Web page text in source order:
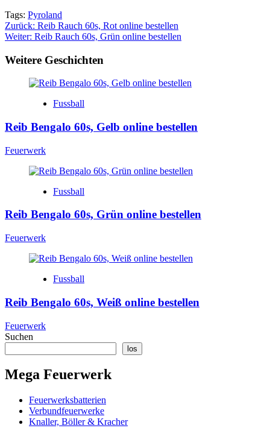
Tags: Pyroland
Beitragsnavigation
Zurück: Reib Rauch 60s, Rot online bestellen
Weiter: Reib Rauch 60s, Grün online bestellen
Weitere Geschichten
Fussball
Reib Bengalo 60s, Gelb online bestellen
Feuerwerk
Fussball
Reib Bengalo 60s, Grün online bestellen
Feuerwerk
Fussball
Reib Bengalo 60s, Weiß online bestellen
Feuerwerk
Suchen
los
Mega Feuerwerk
Feuerwerksbatterien
Verbundfeuerwerke
Knaller, Böller & Kracher